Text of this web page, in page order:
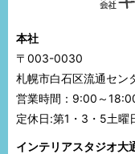
本社
〒003-0030
札幌市白石区流通セン
営業時間：9:00～
定休日:第1・3・5土曜
インテリアスタジオ大